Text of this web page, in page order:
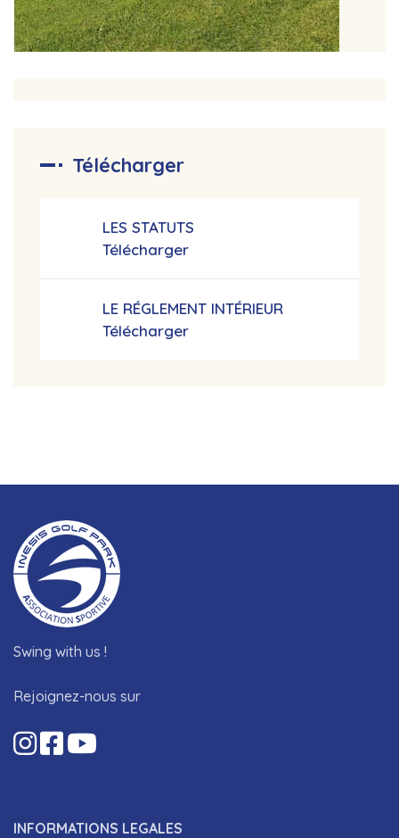
Télécharger
LES STATUTS
Télécharger
LE RÉGLEMENT INTÉRIEUR
Télécharger
Swing with us !
Rejoignez-nous sur
INFORMATIONS LEGALES